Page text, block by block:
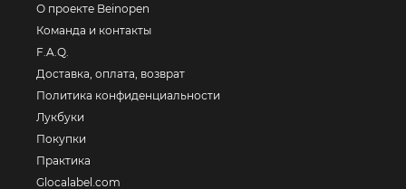
О проекте Beinopen
Команда и контакты
F.A.Q.
Доставка, оплата, возврат
Политика конфиденциальности
Лукбуки
Покупки
Практика
Glocalabel.com